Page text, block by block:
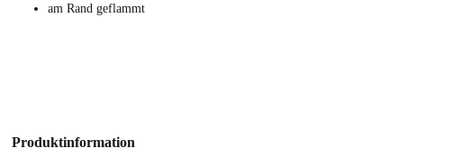
am Rand geflammt
Produktinformation